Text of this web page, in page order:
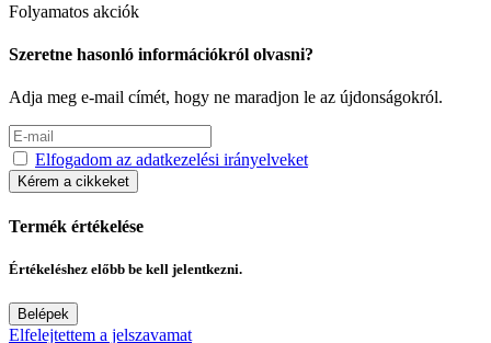
Folyamatos akciók
Szeretne hasonló információkról olvasni?
Adja meg e-mail címét, hogy ne maradjon le az újdonságokról.
Elfogadom az adatkezelési irányelveket
Kérem a cikkeket
Termék értékelése
Értékeléshez előbb be kell jelentkezni.
Belépek
Elfelejtettem a jelszavamat